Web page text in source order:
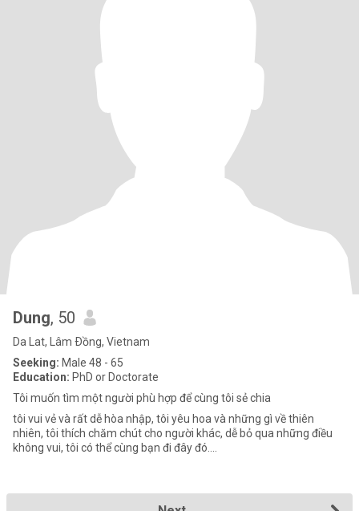
Dung, 50
Da Lat, Lâm Ðồng, Vietnam
Seeking: Male 48 - 65
Education: PhD or Doctorate
Tôi muốn tìm một người phù hợp để cùng tôi sẻ chia
tôi vui vẻ và rất dễ hòa nhập, tôi yêu hoa và những gì về thiên
nhiên, tôi thích chăm chút cho người khác, dễ bỏ qua những điều
không vui, tôi có thể cùng bạn đi đây đó....